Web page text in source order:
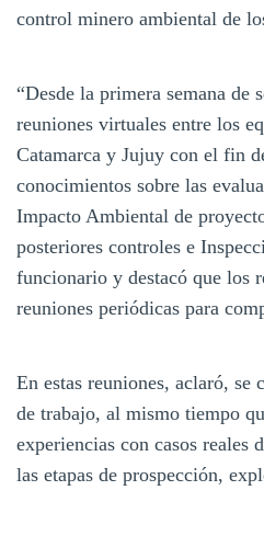
control minero ambiental de
“Desde la primera semana de
reuniones virtuales entre los
Catamarca y Jujuy con el fin
conocimientos sobre las
Impacto Ambiental de
posteriores controles e
funcionario y destacó que los
reuniones periódicas para
En estas reuniones, aclaró, se
de trabajo, al mismo tiempo
experiencias con casos reales
las etapas de prospección,